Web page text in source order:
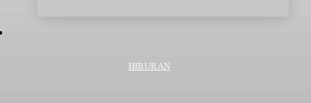
HIBURAN